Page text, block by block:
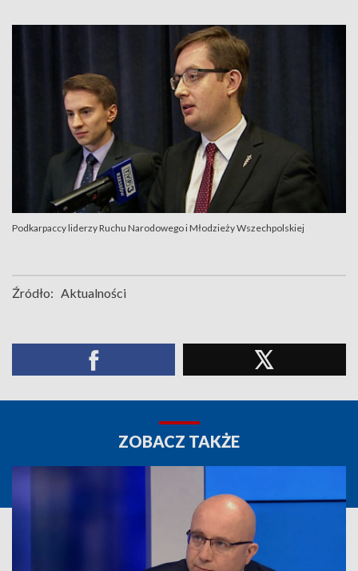
Podkarpaccy liderzy Ruchu Narodowego i Młodzieży Wszechpolskiej
Źródło: Aktualności
ZOBACZ TAKŻE